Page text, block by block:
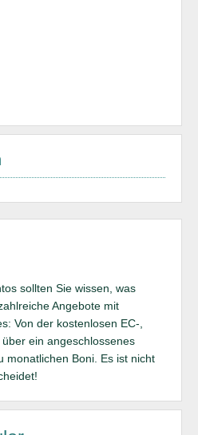
sollten Sie wissen, was
Angebote mit
Von der kostenlosen EC-,
ein angeschlossenes
monatlichen Boni. Es ist nicht